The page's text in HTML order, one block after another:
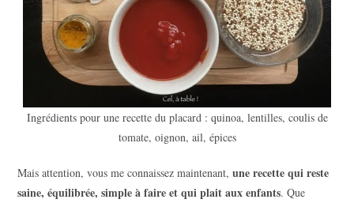
Ingrédients pour une recette du placard : quinoa, lentilles, coulis de
tomate, oignon, ail, épices
Mais attention, vous me connaissez maintenant, une recette qui reste
saine, équilibrée, simple à faire et qui plait aux enfants. Que